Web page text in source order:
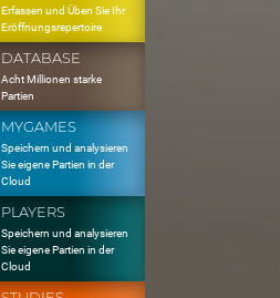
Erfassen und Üben Sie Ihr
Eröffnungsrepertoire
DATABASE
Acht Millionen starke
Partien
MYGAMES
Speichern und analysieren
Sie eigene Partien in der
Cloud
PLAYERS
Speichern und analysieren
Sie eigene Partien in der
Cloud